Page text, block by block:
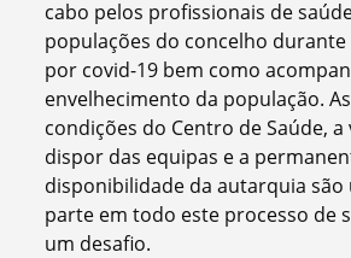
cabo pelos profissionais de
populações do concelho durante
por covid-19 bem como
envelhecimento da população.
condições do Centro de Saúde,
dispor das equipas e a
disponibilidade da autarquia são
parte em todo este processo de
um desafio.